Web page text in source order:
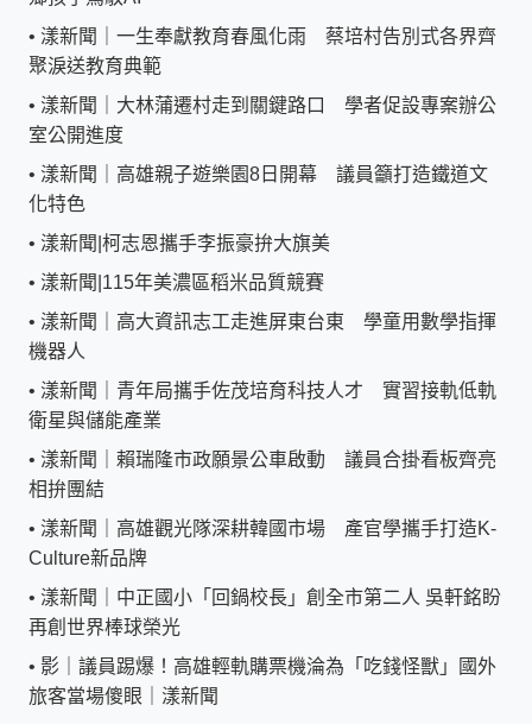
• 漾新聞｜一生奉獻教育春風化雨 蔡培村告別式各界齊
聚淚送教育典範
• 漾新聞｜大林蒲遷村走到關鍵路口 學者促設專案辦公
室公開進度
• 漾新聞｜高雄親子遊樂園8日開幕 議員籲打造鐵道文
化特色
• 漾新聞|柯志恩攜手李振豪拚大旗美
• 漾新聞|115年美濃區稻米品質競賽
• 漾新聞｜高大資訊志工走進屏東台東 學童用數學指揮
機器人
• 漾新聞｜青年局攜手佐茂培育科技人才 實習接軌低軌
衛星與儲能產業
• 漾新聞｜賴瑞隆市政願景公車啟動 議員合掛看板齊亮
相拚團結
• 漾新聞｜高雄觀光隊深耕韓國市場 產官學攜手打造K-
Culture新品牌
• 漾新聞｜中正國小「回鍋校長」創全市第二人 吳軒銘盼
再創世界棒球榮光
• 影｜議員踢爆！高雄輕軌購票機淪為「吃錢怪獸」國外
旅客當場傻眼｜漾新聞